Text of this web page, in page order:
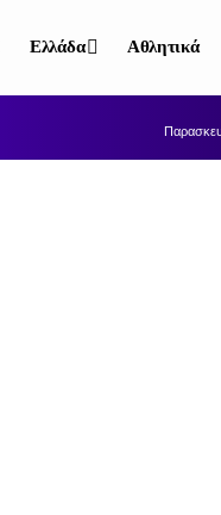
Ελλάδα Αθλητικά